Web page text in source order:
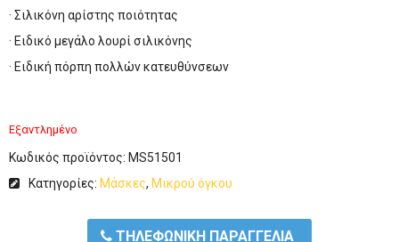
· Σιλικόνη αρίστης ποιότητας
· Eιδικό μεγάλο λουρί σιλικόνης
· Eιδική πόρπη πολλών κατευθύνσεων
Εξαντλημένο
Κωδικός προϊόντος: MS51501
Κατηγορίες: Μάσκες, Μικρού όγκου
ΤΗΛΕΦΩΝΙΚΗ ΠΑΡΑΓΓΕΛΙΑ